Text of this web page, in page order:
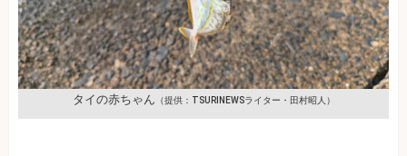
タイの赤ちゃん （提供：TSURINEWSライター・田村昭人）